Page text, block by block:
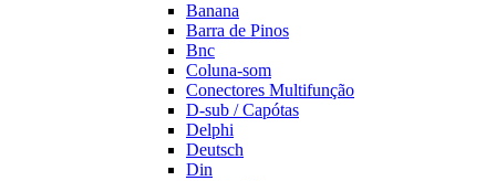
Banana
Barra de Pinos
Bnc
Coluna-som
Conectores Multifunção
D-sub / Capótas
Delphi
Deutsch
Din